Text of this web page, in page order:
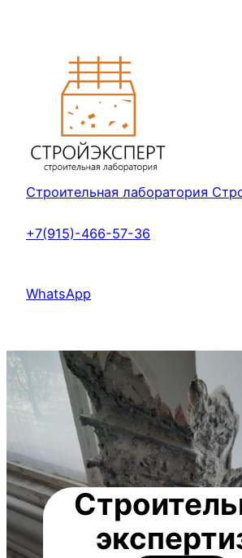
содержимому
Строительная лаборатория
+7(915)-466-57-36
WhatsApp